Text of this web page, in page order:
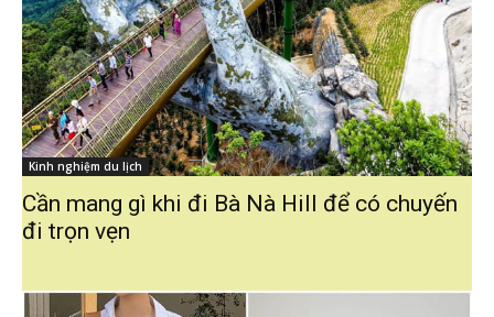
Kinh nghiệm du lịch
Cần mang gì khi đi Bà Nà Hill để có chuyến
đi trọn vẹn